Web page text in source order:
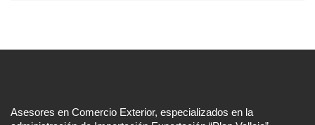
Asesores en Comercio Exterior, especializados en la